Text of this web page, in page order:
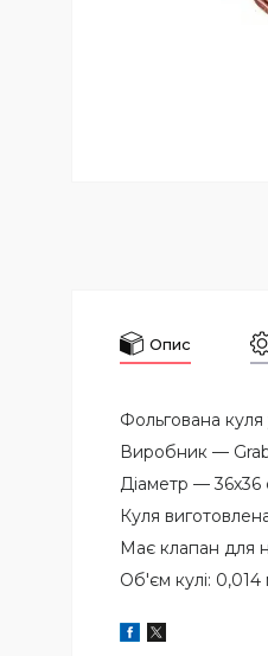
Опис
Фольгована
Виробник —
Діаметр — 36х36
Куля
Має клапан для
Об'єм кулі: 0,014